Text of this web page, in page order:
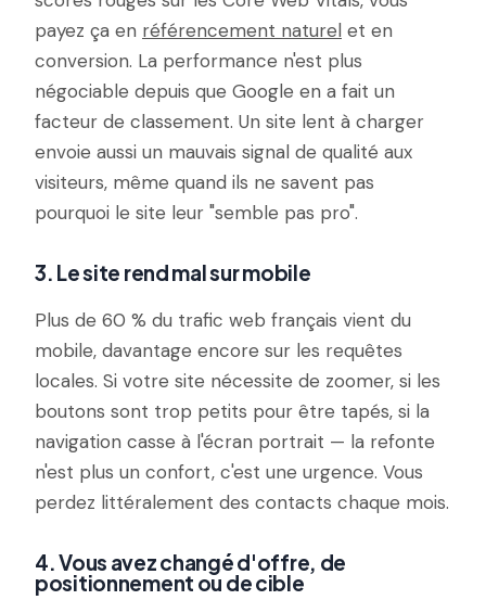
payez ça en référencement naturel et en
conversion. La performance n'est plus
négociable depuis que Google en a fait un
facteur de classement. Un site lent à charger
envoie aussi un mauvais signal de qualité aux
visiteurs, même quand ils ne savent pas
pourquoi le site leur "semble pas pro".
3. Le site rend mal sur mobile
Plus de 60 % du trafic web français vient du
mobile, davantage encore sur les requêtes
locales. Si votre site nécessite de zoomer, si les
boutons sont trop petits pour être tapés, si la
navigation casse à l'écran portrait — la refonte
n'est plus un confort, c'est une urgence. Vous
perdez littéralement des contacts chaque mois.
4. Vous avez changé d'offre, de
positionnement ou de cible